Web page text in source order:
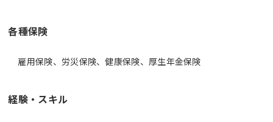
各種保険
雇用保険、労災保険、健康保険、厚生年金保険
経験・スキル